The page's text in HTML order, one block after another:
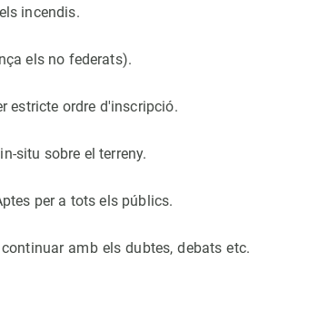
incendis.
els no federats).
estricte ordre d'inscripció.
situ sobre el terreny.
per a tots els públics.
amb els dubtes, debats etc.